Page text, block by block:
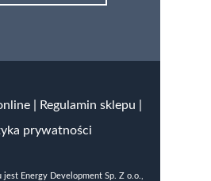
Regulamin sklepu |
prywatności
jest Energy Development Sp. Z o.o.,